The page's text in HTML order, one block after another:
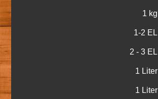
1 kg
1-2 EL
2 - 3 EL
1 Liter
1 Liter